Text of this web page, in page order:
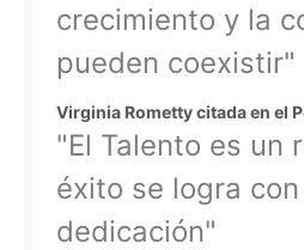
crecimiento y la
pueden coexistir"
Virginia Rometty citada en el
"El Talento es un
éxito se logra
dedicación"